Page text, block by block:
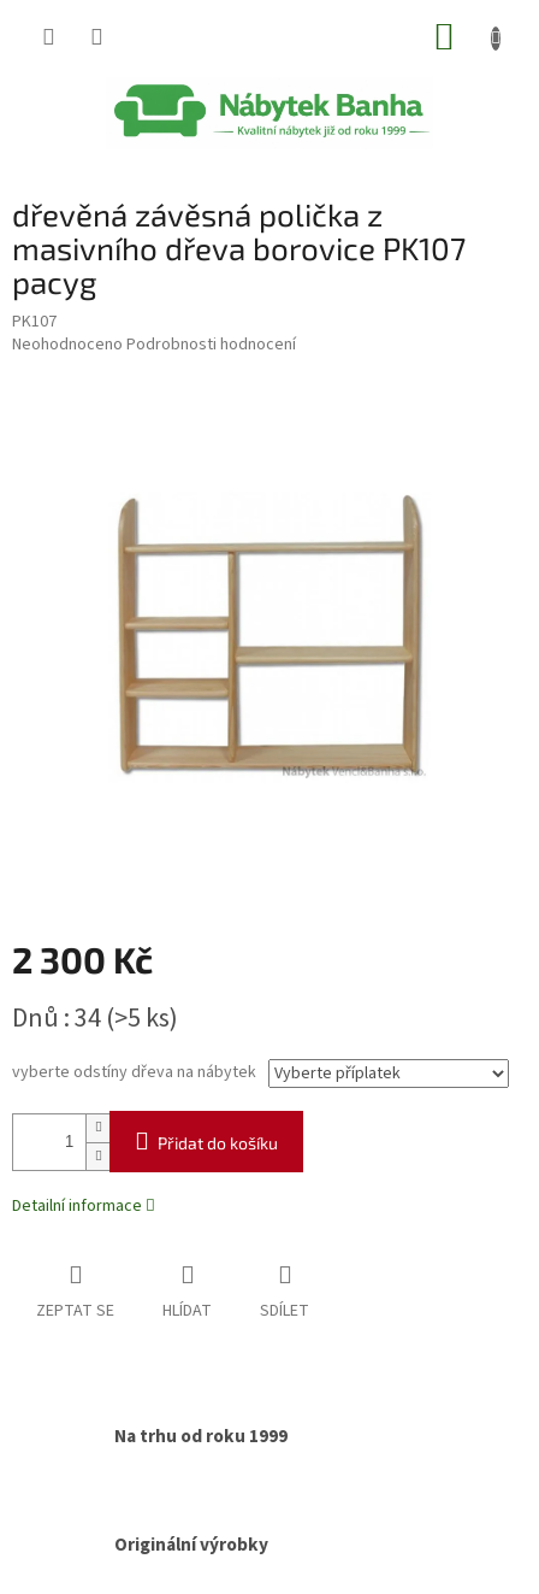
dřevěná závěsná polička z
masivního dřeva borovice PK107
pacyg
PK107
Průměrné
Neohodnoceno Podrobnosti hodnocení
2 300 Kč
cena:
Dnů : 34(>5 ks)
vyberte odstíny dřeva na nábytek
Přidat do košíku
Detailní informace
ZEPTAT SE HLÍDAT SDÍLET
Na trhu od roku 1999
Originální výrobky